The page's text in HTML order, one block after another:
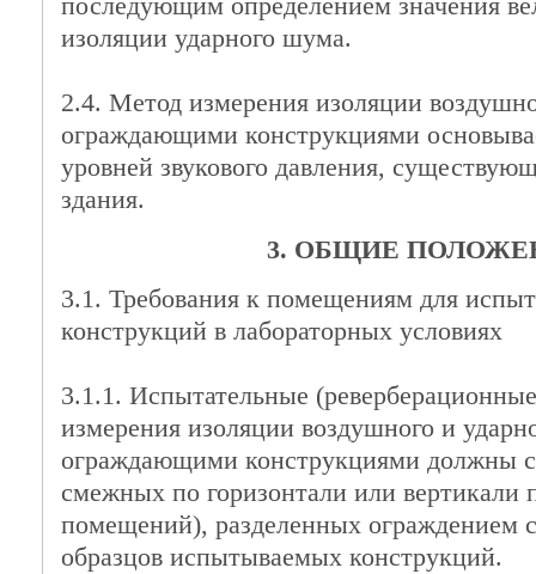
изоляции ударного шума.
2.4. Метод измерения изоляции
ограждающими конструкциями
уровней звукового давления,
здания.
3. ОБЩИЕ
3.1. Требования к помещениям для
конструкций в лабораторных условиях
3.1.1. Испытательные
измерения изоляции воздушного и
ограждающими конструкциями должны
смежных по горизонтали или вертикали
помещений), разделенных ограждением
образцов испытываемых конструкций.